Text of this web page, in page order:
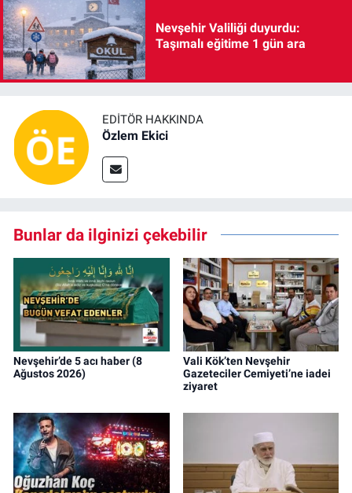
Nevşehir Valiliği duyurdu:
Taşımalı eğitime 1 gün ara
EDITÖR HAKKINDA
Özlem Ekici
Bunlar da ilginizi çekebilir
Nevşehir’de 5 acı haber (8
Ağustos 2026)
Vali Kök’ten Nevşehir
Gazeteciler Cemiyeti’ne iadei
ziyaret